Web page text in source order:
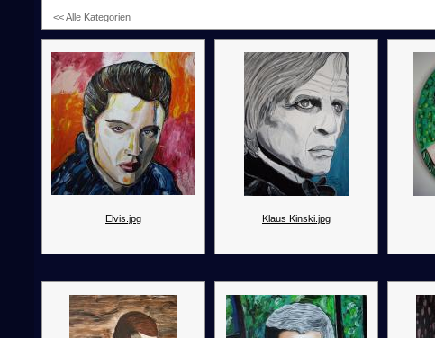
<< Alle Kategorien
Elvis.jpg Klaus Kinski.jpg